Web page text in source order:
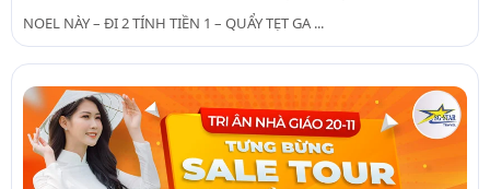
NOEL NÀY – ĐI 2 TÍNH TIỀN 1 – QUẨY TẸT GA ...